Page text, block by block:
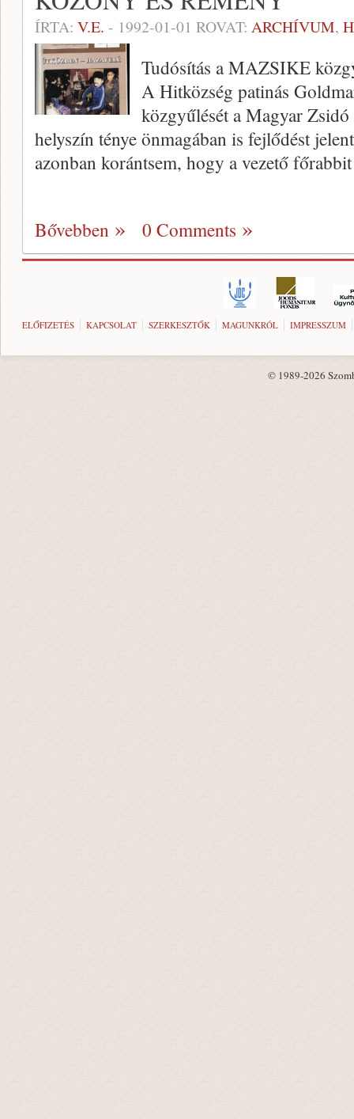
ÍRTA: V.E. - 1992-01-01 ROVAT: ARCHÍVUM,
Tudósítás a MAZSIKE
A Hitközség patinás
közgyű­lését a Magyar
helyszín ténye önmagá­ban is fejlődést
azonban koránt­sem, hogy a vezető
Bővebben 0 Comments
ELŐFIZETÉS KAPCSOLAT SZERKESZTŐK MAGUNKRÓL IMPRESSZUM
© 1989-2026